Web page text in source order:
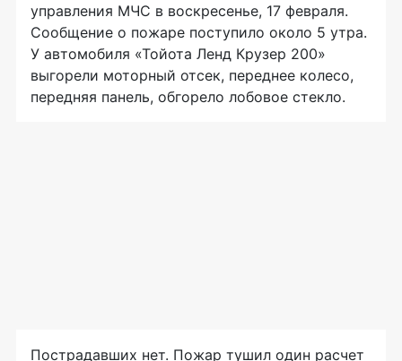
управления МЧС в воскресенье, 17 февраля.
Сообщение о пожаре поступило около 5 утра.
У автомобиля «Тойота Ленд Крузер 200»
выгорели моторный отсек, переднее колесо,
передняя панель, обгорело лобовое стекло.
Пострадавших нет. Пожар тушил один расчет